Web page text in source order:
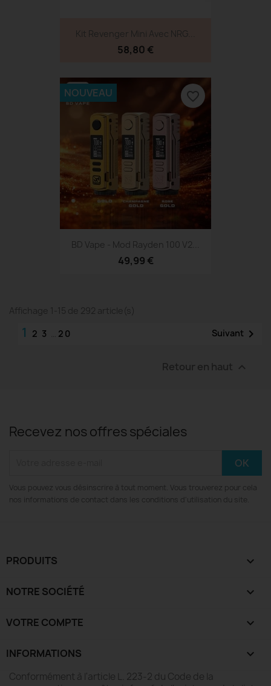
Kit Revenger Mini Avec NRG...
58,80 €
BD Vape - Mod Rayden 100 V2...
49,99 €
NOUVEAU favorite_border
Affichage 1-15 de 292 article(s)
1 2 3 20 Suivant 
Retour en haut 
Recevez nos offres spéciales
Vous pouvez vous désinscrire à tout moment. Vous trouverez pour cela
nos informations de contact dans les conditions d'utilisation du site.
PRODUITS 
NOTRE SOCIÉTÉ 
VOTRE COMPTE 
INFORMATIONS keyboard_arrow_down
Conformément à l'article L. 223-2 du Code de la